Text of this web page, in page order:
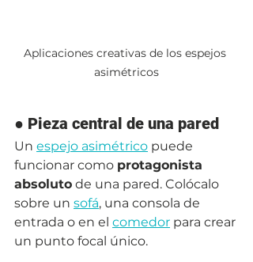
Aplicaciones creativas de los espejos
asimétricos
● Pieza central de una pared
Un espejo asimétrico puede
funcionar como protagonista
absoluto de una pared. Colócalo
sobre un sofá, una consola de
entrada o en el comedor para crear
un punto focal único.